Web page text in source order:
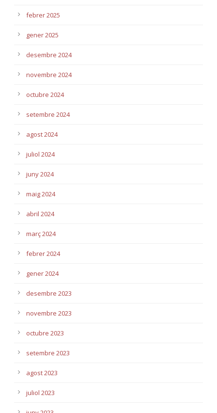
febrer 2025
gener 2025
desembre 2024
novembre 2024
octubre 2024
setembre 2024
agost 2024
juliol 2024
juny 2024
maig 2024
abril 2024
març 2024
febrer 2024
gener 2024
desembre 2023
novembre 2023
octubre 2023
setembre 2023
agost 2023
juliol 2023